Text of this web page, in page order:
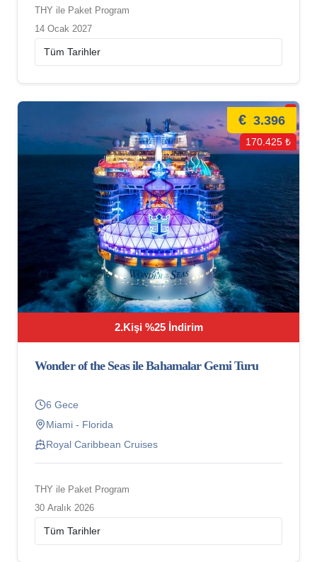
THY ile Paket Program
14 Ocak 2027
2.Kişi %25 İndirim
€ 3.396
170.425 ₺
Wonder of the Seas ile Bahamalar Gemi Turu
6 Gece
Miami - Florida
Royal Caribbean Cruises
THY ile Paket Program
30 Aralık 2026